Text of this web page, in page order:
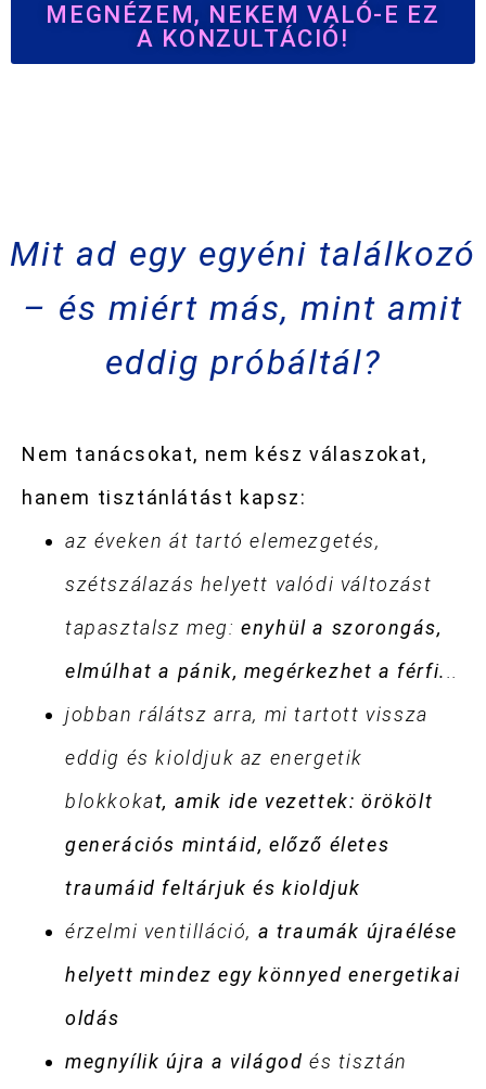
MEGNÉZEM, NEKEM VALÓ-E EZ
A KONZULTÁCIÓ!
Mit ad egy egyéni találkozó
– és miért más, mint amit
eddig próbáltál?
Nem tanácsokat, nem kész válaszokat,
hanem tisztánlátást kapsz:
az éveken át tartó elemezgetés,
szétszálazás helyett valódi változást
tapasztalsz meg:enyhül a szorongás,
elmúlhat a pánik, megérkezhet a férfi.
jobban rálátsz arra, mi tartott vissza
eddig és kioldjuk az energetik
blokkokat, amik ide vezettek:örökölt
generációs mintáid, előző életes
traumáid feltárjuk és kioldjuk
érzelmi ventilláció, a traumák újraélése
helyett mindez egy könnyed energetikai
oldás
megnyílik újra a világod és tisztán